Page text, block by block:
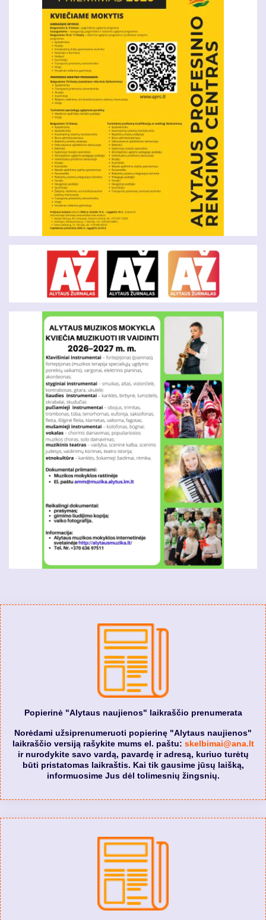
Popierinė "Alytaus naujienos" laikraščio prenumerata
Norėdami užsiprenumeruoti popierinę "Alytaus naujienos"
laikraščio versiją rašykite mums el. paštu: skelbimai@ana.lt
ir nurodykite savo vardą, pavardę ir adresą, kuriuo turėtų
būti pristatomas laikraštis. Kai tik gausime jūsų laišką,
informuosime Jus dėl tolimesnių žingsnių.